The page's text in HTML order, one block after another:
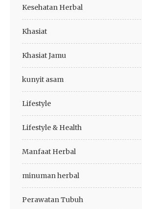
Kesehatan Herbal
Khasiat
Khasiat Jamu
kunyit asam
Lifestyle
Lifestyle & Health
Manfaat Herbal
minuman herbal
Perawatan Tubuh